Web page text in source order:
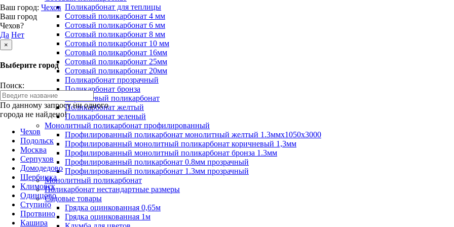
Ваш город: Чехов
Ваш город
Чехов?
Да Нет
×
Выберите город
Поиск:
По данному запросу ни одного
города не найдено!
Чехов
Подольск
Москва
Серпухов
Домодедово
Щербинка
Климовск
Одинцово
Ступино
Протвино
Кашира
Поликарбонат для теплицы
Сотовый поликарбонат 4 мм
Сотовый поликарбонат 6 мм
Сотовый поликарбонат 8 мм
Сотовый поликарбонат 10 мм
Сотовый поликарбонат 16мм
Сотовый поликарбонат 25мм
Сотовый поликарбонат 20мм
Поликарбонат прозрачный
Поликарбонат бронза
Коричневый поликарбонат
Поликарбонат желтый
Поликарбонат зеленый
Монолитный поликарбонат профилированный
Профилированный поликарбонат монолитный желтый 1.3ммх1050х3000
Профилированный монолитный поликарбонат коричневый 1,3мм
Профилированный монолитный поликарбонат бронза 1.3мм
Профилированный поликарбонат 0.8мм прозрачный
Профилированный поликарбонат 1.3мм прозрачный
Монолитный поликарбонат
Поликарбонат нестандартные размеры
Садовые товары
Грядка оцинкованная 0,65м
Грядка оцинкованная 1м